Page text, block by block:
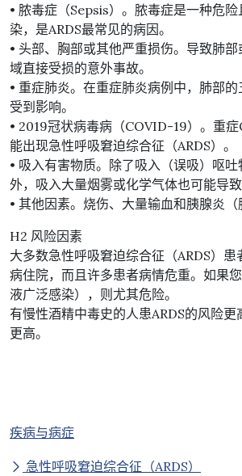
• 脓毒症（Sepsis）。脓毒症是一种危
染，是ARDS最常见的病因。
• 头部、胸部或其他严重损伤。导致肺
域直接受损的意外事故。
• 重症肺炎。在重症肺炎病例中，肺部
受到影响。
• 2019冠状病毒病（COVID-19）。重
能出现急性呼吸窘迫综合征（ARDS）。
• 吸入有害物质。除了吸入（误吸）呕
外，吸入大量烟雾或化学气体也可能导致
• 其他因素。烧伤、大量输血和胰腺炎（
H2 风险因素
大多数急性呼吸窘迫综合征（ARDS）
病住院，而且许多患者病情危重。如果
液广泛感染），则尤其危险。
有慢性酒精中毒史的人患ARDS的风险
更高。
疾病与病症
急性呼吸窘迫综合征（ARDS）